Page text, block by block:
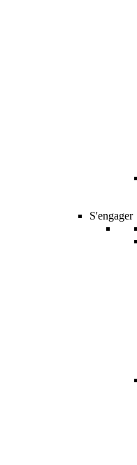
S'engager